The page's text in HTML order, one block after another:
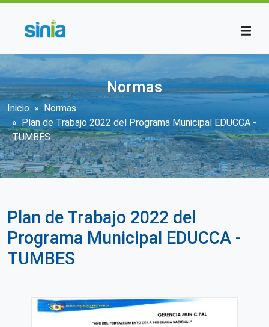
Normas
Sobrescribir enlaces de ayuda a la
Inicio
Normas
Plan de Trabajo 2022 del Programa Municipal EDUCCA -
TUMBES
Plan de Trabajo 2022 del
Programa Municipal EDUCCA -
TUMBES